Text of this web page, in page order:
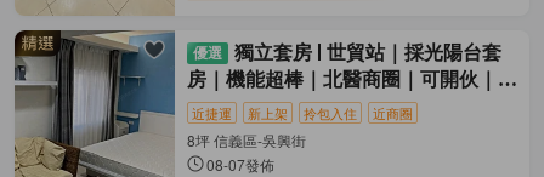
獨立套房
世貿站｜採光陽台套
房｜機能超棒｜北醫商圈｜可開伙｜獨
洗
近捷運 新上架 拎包入住 近商圈
8坪 信義區-吳興街
08-07發佈